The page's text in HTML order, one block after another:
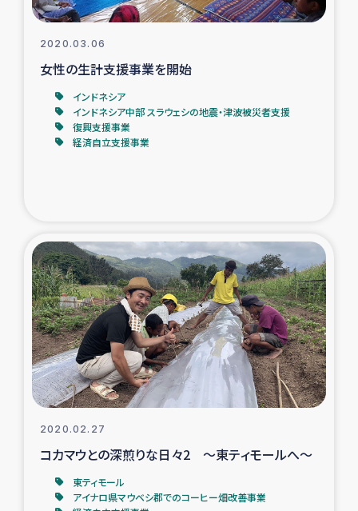
2020.03.06
女性の生計支援事業を開始
インドネシア
インドネシア中部 スラウェシの地震・津波被災者支援
復興支援事業
経済自立支援事業
2020.02.27
コカマウとの深煎りな日々2 ～東ティモールへ～
東ティモール
アイナロ県マウベシ郡でのコーヒー畑改善事業